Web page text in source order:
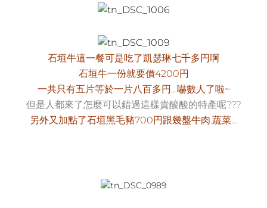
石垣牛這一餐可是吃了凱瑟琳七千多円啊
石垣牛一份就要價4200円
一共只有五片等於一片八百多円…嚇數人了啦~
但是人都來了怎麼可以錯過這樣貴酸酸的特產呢???
另外又加點了石垣黑毛豬700円跟幾盤牛肉.蔬菜…